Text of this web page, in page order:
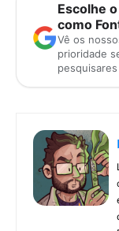
Escolhe
como
Vê os
prioridade